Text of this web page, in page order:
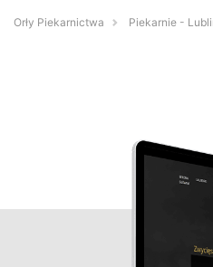
Orły Piekarnictwa Piekarnie -